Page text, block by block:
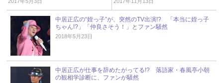
中居正広の“姪っ子”が、突然のTV出演!? 「本当に姪っ子
ちゃん!?」「仲良さそう！」とファン騒然
2018年5月23日
中居正広が仕事を辞めたがってる!? 落語家・春風亭小朝
の観相学診断に、ファンが騒然